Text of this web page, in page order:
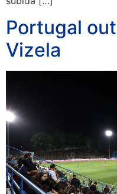
Portugal
Vizela